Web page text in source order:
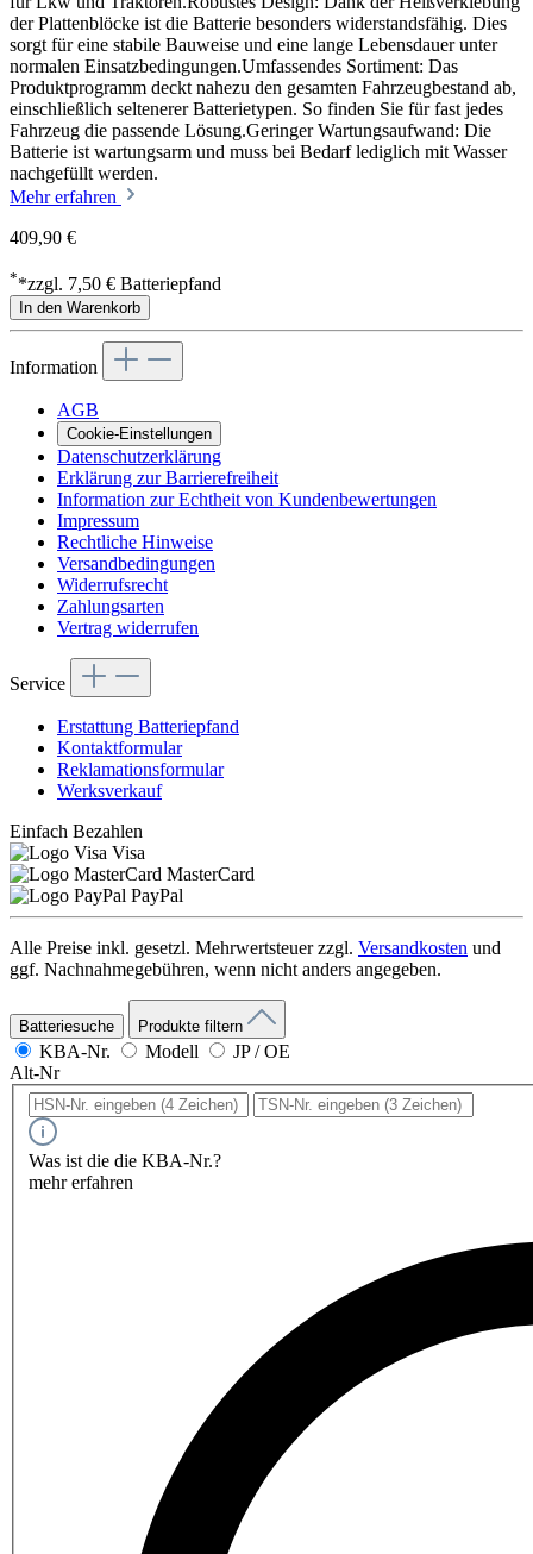
der Plattenblöcke ist die Batterie besonders widerstandsfähig. Dies
sorgt für eine stabile Bauweise und eine lange Lebensdauer unter
normalen Einsatzbedingungen.Umfassendes Sortiment: Das
Produktprogramm deckt nahezu den gesamten Fahrzeugbestand ab,
einschließlich seltenerer Batterietypen. So finden Sie für fast jedes
Fahrzeug die passende Lösung.Geringer Wartungsaufwand: Die
Batterie ist wartungsarm und muss bei Bedarf lediglich mit Wasser
nachgefüllt werden.
Mehr erfahren
409,90 €
**zzgl. 7,50 € Batteriepfand
In den Warenkorb
Information
AGB
Cookie-Einstellungen
Datenschutzerklärung
Erklärung zur Barrierefreiheit
Information zur Echtheit von Kundenbewertungen
Impressum
Rechtliche Hinweise
Versandbedingungen
Widerrufsrecht
Zahlungsarten
Vertrag widerrufen
Service
Erstattung Batteriepfand
Kontaktformular
Reklamationsformular
Werksverkauf
Einfach Bezahlen
Visa
MasterCard
PayPal
Alle Preise inkl. gesetzl. Mehrwertsteuer zzgl. Versandkosten und
ggf. Nachnahmegebühren, wenn nicht anders angegeben.
Batteriesuche Produkte filtern
KBA-Nr. Modell
JP / OE
Alt-Nr
Was ist die die KBA-Nr.?
mehr erfahren